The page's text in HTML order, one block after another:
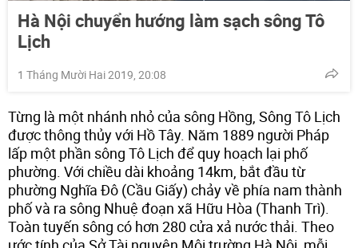
Hà Nội chuyển hướng làm sạch sông Tô
Lịch
1 Tháng Mười Hai 2019, 20:08
Từng là một nhánh nhỏ của sông Hồng, Sông Tô Lịch
được thông thủy với Hồ Tây. Năm 1889 người Pháp
lấp một phần sông Tô Lịch để quy hoạch lại phố
phường. Với chiều dài khoảng 14km, bắt đầu từ
phường Nghĩa Đô (Cầu Giấy) chảy về phía nam thành
phố và ra sông Nhuệ đoạn xã Hữu Hòa (Thanh Trì).
Toàn tuyến sông có hơn 280 cửa xả nước thải. Theo